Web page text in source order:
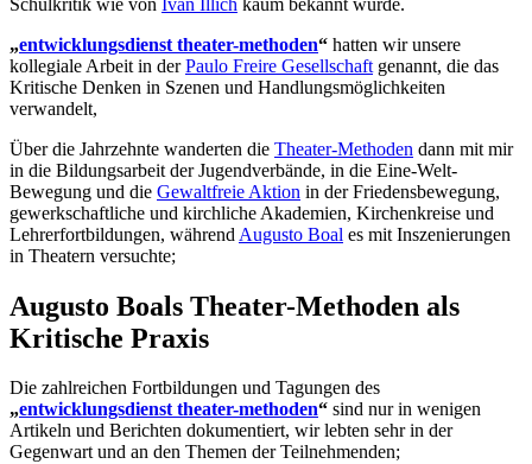
„entwicklungsdienst theater-methoden“ hatten wir unsere
kollegiale Arbeit in derPaulo Freire Gesellschaft genannt, die das
Kritische Denken in Szenen und Handlungsmöglichkeiten
verwandelt,
Über die Jahrzehnte wanderten die Theater-Methoden dann mit mir
in die Bildungsarbeit der Jugendverbände, in die Eine-Welt-
Bewegung und die Gewaltfreie Aktion in der Friedensbewegung,
gewerkschaftliche und kirchliche Akademien, Kirchenkreise und
Lehrerfortbildungen, während Augusto Boal es mit Inszenierungen
in Theatern versuchte;
Augusto Boals Theater-Methoden als
Kritische Praxis
Die zahlreichen Fortbildungen und Tagungen des
„entwicklungsdienst theater-methoden“ sind nur in wenigen
Artikeln und Berichten dokumentiert, wir lebten sehr in der
Gegenwart und an den Themen der Teilnehmenden;